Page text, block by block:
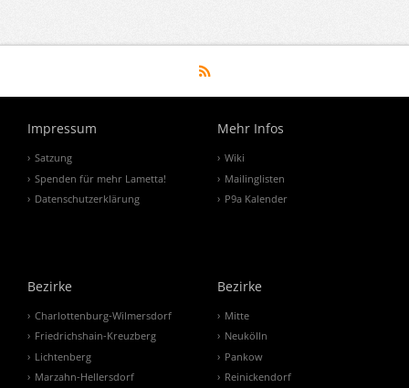
Impressum
Satzung
Spenden für mehr Lametta!
Datenschutzerklärung
Mehr Infos
Wiki
Mailinglisten
P9a Kalender
Bezirke
Charlottenburg-Wilmersdorf
Friedrichshain-Kreuzberg
Lichtenberg
Marzahn-Hellersdorf
Bezirke
Mitte
Neukölln
Pankow
Reinickendorf